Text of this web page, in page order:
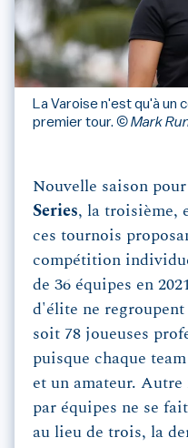
La Varoise n'est qu'à
premier tour. © Mark
Nouvelle saison pour
Series, la troisième,
ces tournois
compétition
de 36 équipes en
d'élite ne
soit 78 joueuses
puisque chaque
et un amateur. Autre
par équipes ne se
au lieu de trois, la